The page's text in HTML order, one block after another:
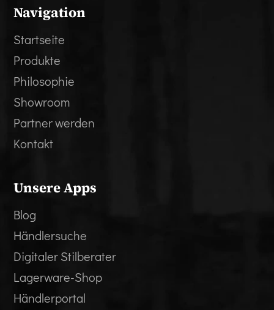
Navigation
Startseite
Produkte
Philosophie
Showroom
Partner werden
Kontakt
Unsere Apps
Blog
Händlersuche
Digitaler Stilberater
Lagerware-Shop
Händlerportal